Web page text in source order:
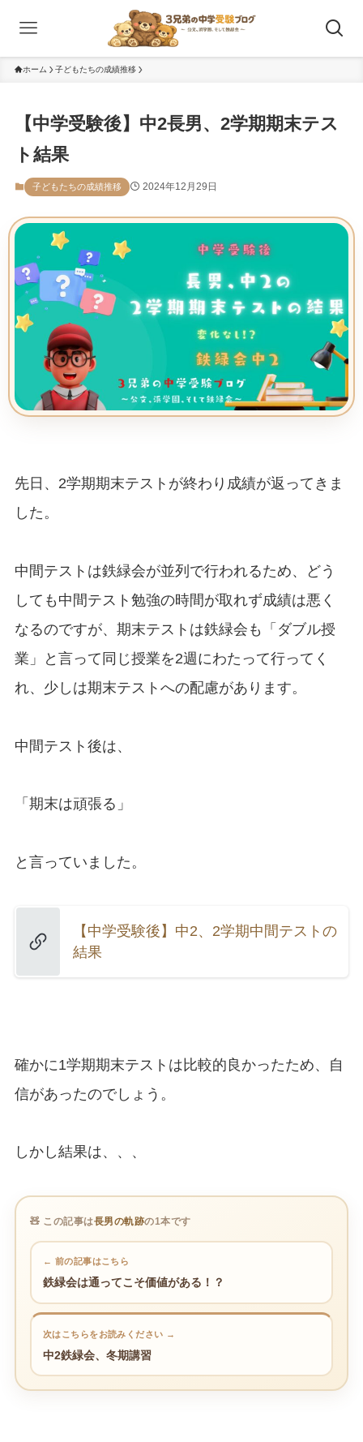
ホーム 子どもたちの成績推移
【中学受験後】中2長男、2学期期末テス
ト結果
子どもたちの成績推移 2024年12月29日
先日、2学期期末テストが終わり成績が返ってきま
した。
中間テストは鉄緑会が並列で行われるため、どう
しても中間テスト勉強の時間が取れず成績は悪く
なるのですが、期末テストは鉄緑会も「ダブル授
業」と言って同じ授業を2週にわたって行ってく
れ、少しは期末テストへの配慮があります。
中間テスト後は、
「期末は頑張る」
と言っていました。
【中学受験後】中2、2学期中間テストの
結果
確かに1学期期末テストは比較的良かったため、自
信があったのでしょう。
しかし結果は、、、
🧸 この記事は長男の軌跡の1本です
← 前の記事はこちら
鉄緑会は通ってこそ価値がある！？
次はこちらをお読みください →
中2鉄緑会、冬期講習